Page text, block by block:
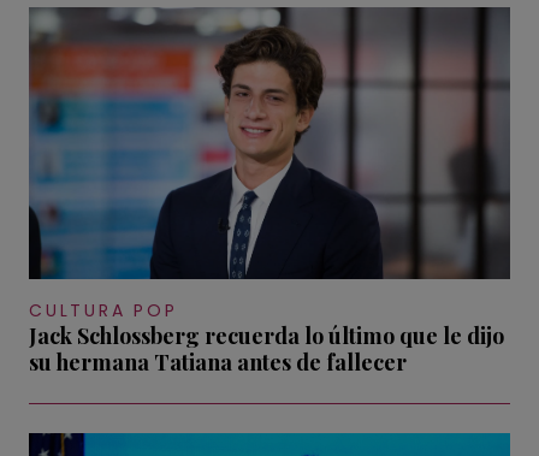
CULTURA POP
Jack Schlossberg recuerda lo último que le dijo
su hermana Tatiana antes de fallecer